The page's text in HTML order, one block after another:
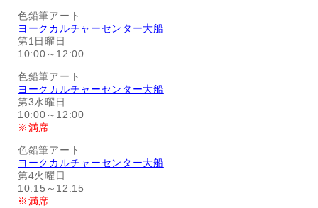
色鉛筆アート
ヨークカルチャーセンター大船
第1日曜日
10:00～12:00
色鉛筆アート
ヨークカルチャーセンター大船
第3水曜日
10:00～12:00
※満席
色鉛筆アート
ヨークカルチャーセンター大船
第4火曜日
10:15～12:15
※満席